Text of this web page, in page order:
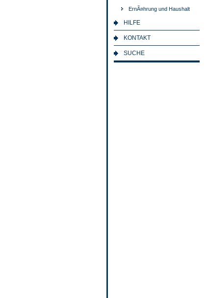
ErnÃ¤hrung und Haushalt
HILFE
KONTAKT
SUCHE